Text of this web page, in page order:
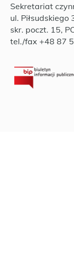
Sekretariat
ul.
skr. poczt. 15,
tel./fax +48 87